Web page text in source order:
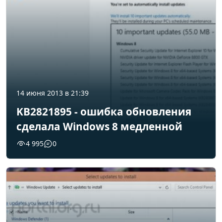
14 июня 2013 в 21:39
KB2821895 - ошибка обновления
сделала Windows 8 медленной
4 995 0